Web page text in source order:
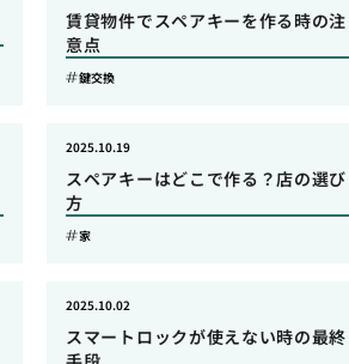
賃貸物件でスペアキーを作る時の注
意点
鍵交換
スペアキーはどこで作る？店の選び
方
2025.10.19
家
スマートロックが使えない時の最終
2025.10.02